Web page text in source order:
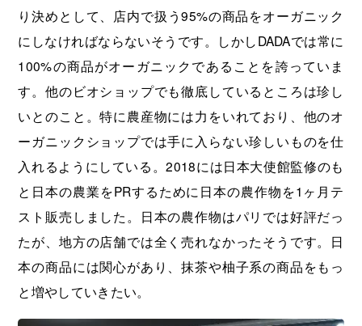
り決めとして、店内で扱う95%の商品をオーガニック
にしなければならないそうです。しかしDADAでは常に
100%の商品がオーガニックであることを誇っていま
す。他のビオショップでも徹底しているところは珍し
いとのこと。特に農産物には力をいれており、他のオ
ーガニックショップでは手に入らない珍しいものを仕
入れるようにしている。2018には日本大使館監修のも
と日本の農業をPRするために日本の農作物を1ヶ月テ
スト販売しました。日本の農作物はパリでは好評だっ
たが、地方の店舗では全く売れなかったそうです。日
本の商品には関心があり、抹茶や柚子系の商品をもっ
と増やしていきたい。